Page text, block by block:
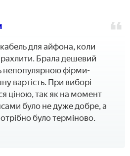
для айфона, коли
Брала дешевий
непопулярною фірми-
вартість. При виборі
ціною, так як на момент
було не дуже добре, а
було терміново.